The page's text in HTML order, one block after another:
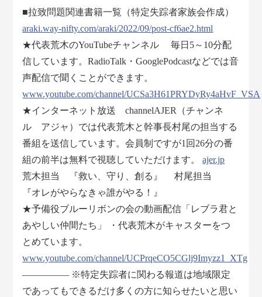
■拉致問題関連書籍一覧（特定失踪者家族会作成）
araki.way-nifty.com/araki/2022/09/post-cf6ae2.html
★代表荒木のYouTubeチャンネル 毎日5～10分配
信しています。RadioTalk・GooglePodcastなどでは音
声配信で聞くことができます。
www.youtube.com/channel/UCSa3H61PRYDyRy4aHvF_VSA
★インターネット放送 channelAJER（チャンネ
ル アジャ）では代表荒木と幹事長村尾の担当する
番組を送信しています。会員制ですが1回26分の番
組の前半は無料で視聴していただけます。ajer.jp
荒木担当 『救い、守り、創る』 村尾担当
『オレがやらなきゃ誰がやる！』
★予備役ブルーリボンの会の動画配信「レブラ君と
あやしい仲間たち」 ・代表荒木がキャスターをつ
とめています。
www.youtube.com/channel/UCPrqeCO5CGlj9Imyzz1_XTg
————— ※特定失踪者に関わる報道は地域限定
であってもできるだけ多くの方に知らせたいと思い